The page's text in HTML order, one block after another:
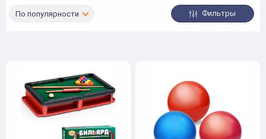
По популярности Фильтры